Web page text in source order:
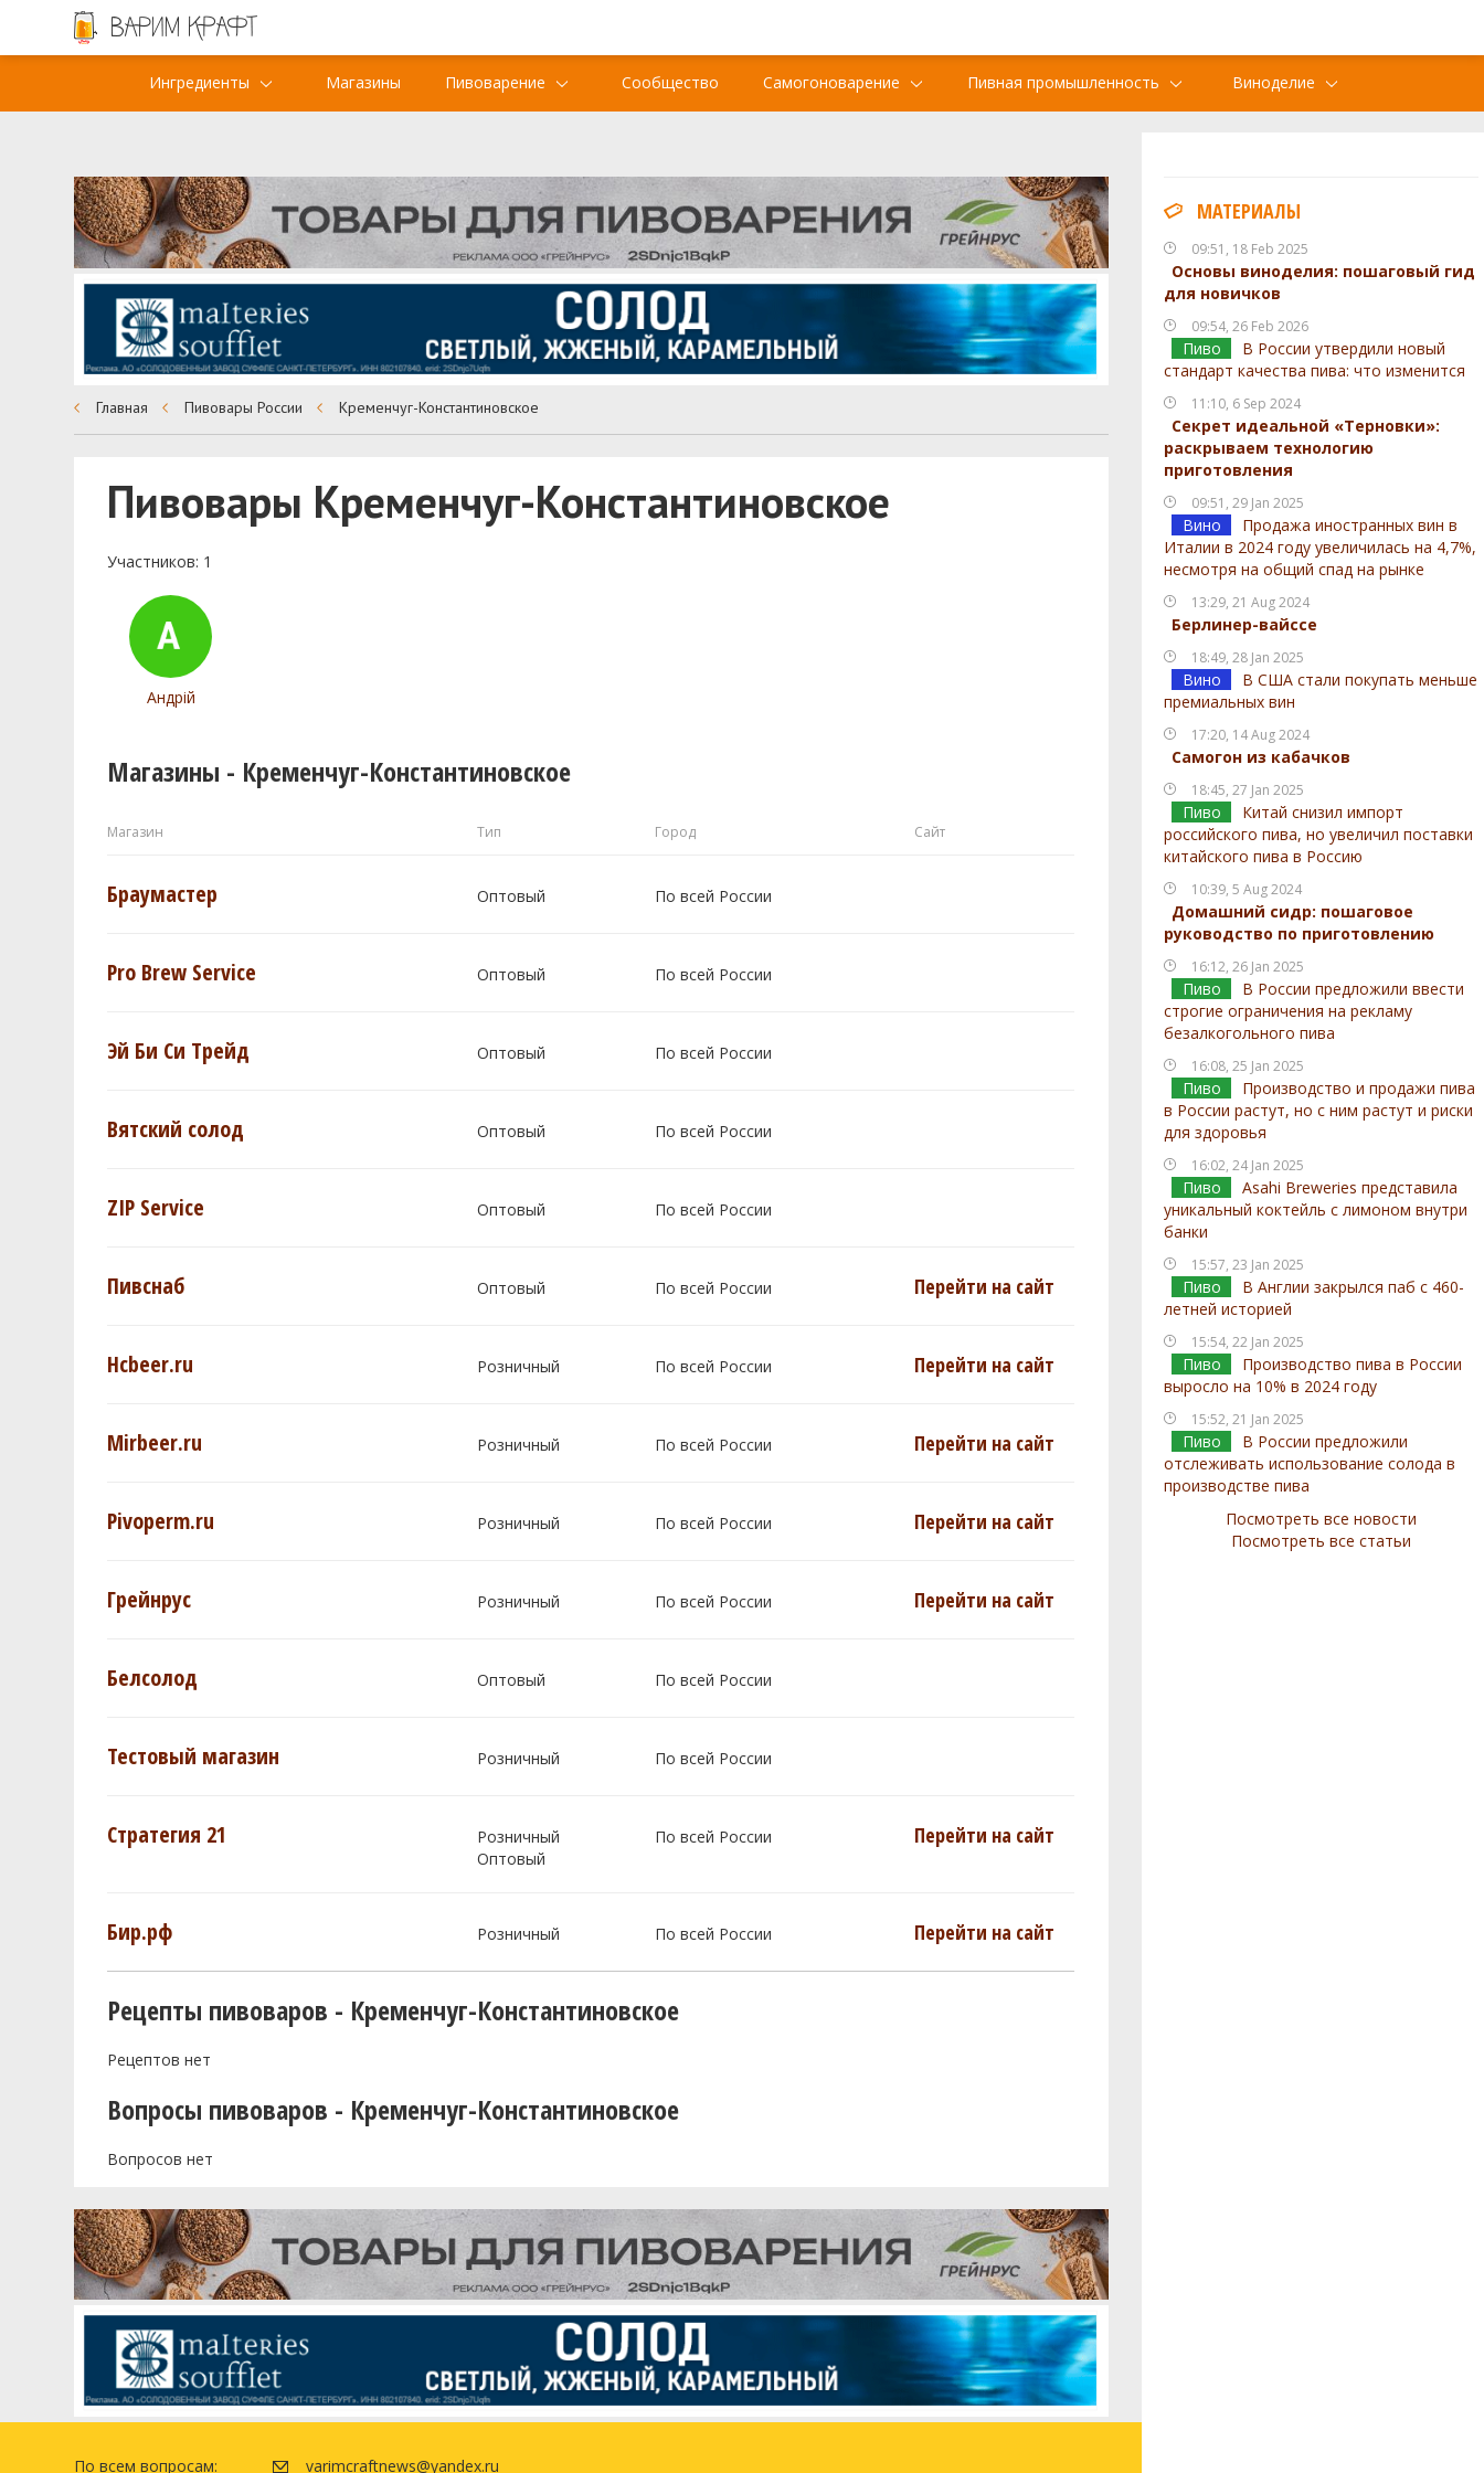
Ингредиенты Магазины Пивоварение Сообщество Самогоноварение Пивная промышленность Виноделие
МАТЕРИАЛЫ
09:51, 18 Feb 2025
Основы виноделия: пошаговый гид
для новичков
09:54, 26 Feb 2026
Пиво
В России утвердили новый
стандарт качества пива: что изменится
11:10, 6 Sep 2024
Секрет идеальной «Терновки»:
раскрываем технологию
приготовления
09:51, 29 Jan 2025
Вино
Продажа иностранных вин в
Италии в 2024 году увеличилась на 4,7%,
несмотря на общий спад на рынке
13:29, 21 Aug 2024
Берлинер-вайссе
18:49, 28 Jan 2025
Вино
В США стали покупать меньше
премиальных вин
17:20, 14 Aug 2024
Самогон из кабачков
18:45, 27 Jan 2025
Пиво
Китай снизил импорт
российского пива, но увеличил поставки
китайского пива в Россию
10:39, 5 Aug 2024
Домашний сидр: пошаговое
руководство по приготовлению
16:12, 26 Jan 2025
Пиво
В России предложили ввести
строгие ограничения на рекламу
безалкогольного пива
16:08, 25 Jan 2025
Пиво
Производство и продажи пива
в России растут, но с ним растут и риски
для здоровья
16:02, 24 Jan 2025
Пиво
Asahi Breweries представила
уникальный коктейль с лимоном внутри
банки
15:57, 23 Jan 2025
Пиво
В Англии закрылся паб с 460-
летней историей
15:54, 22 Jan 2025
Пиво
Производство пива в России
выросло на 10% в 2024 году
15:52, 21 Jan 2025
Пиво
В России предложили
отслеживать использование солода в
производстве пива
Посмотреть все новости
Посмотреть все статьи
Главная Пивовары России Кременчуг-Константиновское
Пивовары Кременчуг-Константиновское
Участников: 1
Андрій
Магазины - Кременчуг-Константиновское
Магазин Тип Город Сайт
Браумастер Оптовый По всей России
Pro Brew Service Оптовый По всей России
Эй Би Си Трейд Оптовый По всей России
Вятский солод Оптовый По всей России
ZIP Service Оптовый По всей России
Пивснаб Оптовый По всей России Перейти на сайт
Hcbeer.ru Розничный По всей России Перейти на сайт
Mirbeer.ru Розничный По всей России Перейти на сайт
Pivoperm.ru Розничный По всей России Перейти на сайт
Грейнрус Розничный По всей России Перейти на сайт
Белсолод Оптовый По всей России
Тестовый магазин Розничный По всей России
Стратегия 21
Розничный
Оптовый
По всей России Перейти на сайт
Бир.рф Розничный По всей России Перейти на сайт
Рецепты пивоваров - Кременчуг-Константиновское
Рецептов нет
Вопросы пивоваров - Кременчуг-Константиновское
Вопросов нет
По всем вопросам: varimcraftnews@yandex.ru